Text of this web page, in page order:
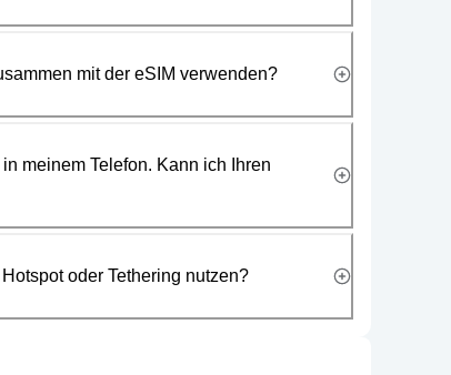
mit der eSIM verwenden?
meinem Telefon. Kann ich Ihren
oder Tethering nutzen?